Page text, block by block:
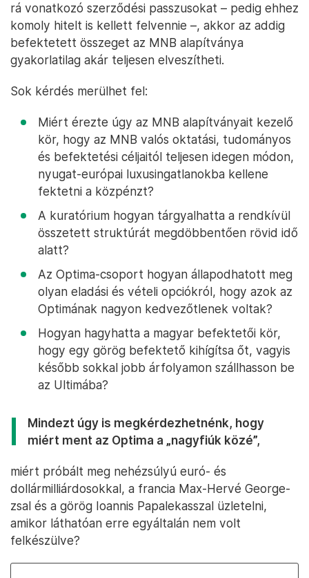
rá vonatkozó szerződési passzusokat – pedig ehhez
komoly hitelt is kellett felvennie –, akkor az addig
befektetett összeget az MNB alapítványa
gyakorlatilag akár teljesen elveszítheti.
Sok kérdés merülhet fel:
Miért érezte úgy az MNB alapítványait kezelő
kör, hogy az MNB valós oktatási, tudományos
és befektetési céljaitól teljesen idegen módon,
nyugat-európai luxusingatlanokba kellene
fektetni a közpénzt?
A kuratórium hogyan tárgyalhatta a rendkívül
összetett struktúrát megdöbbentően rövid idő
alatt?
Az Optima-csoport hogyan állapodhatott meg
olyan eladási és vételi opciókról, hogy azok az
Optimának nagyon kedvezőtlenek voltak?
Hogyan hagyhatta a magyar befektetői kör,
hogy egy görög befektető kihígítsa őt, vagyis
később sokkal jobb árfolyamon szállhasson be
az Ultimába?
Mindezt úgy is megkérdezhetnénk, hogy
miért ment az Optima a „nagyfiúk közé”,
miért próbált meg nehézsúlyú euró- és
dollármilliárdosokkal, a francia Max-Hervé George-
zsal és a görög Ioannis Papalekasszal üzletelni,
amikor láthatóan erre egyáltalán nem volt
felkészülve?